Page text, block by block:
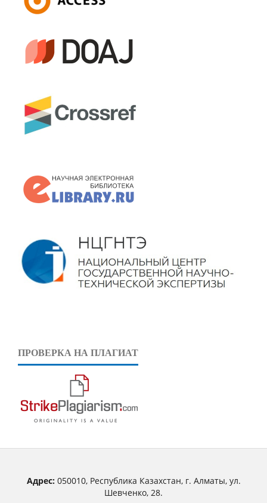
ПРОВЕРКА НА ПЛАГИАТ
Адрес:050010, Республика Казахстан, г. Алматы, ул.
Шевченко, 28.